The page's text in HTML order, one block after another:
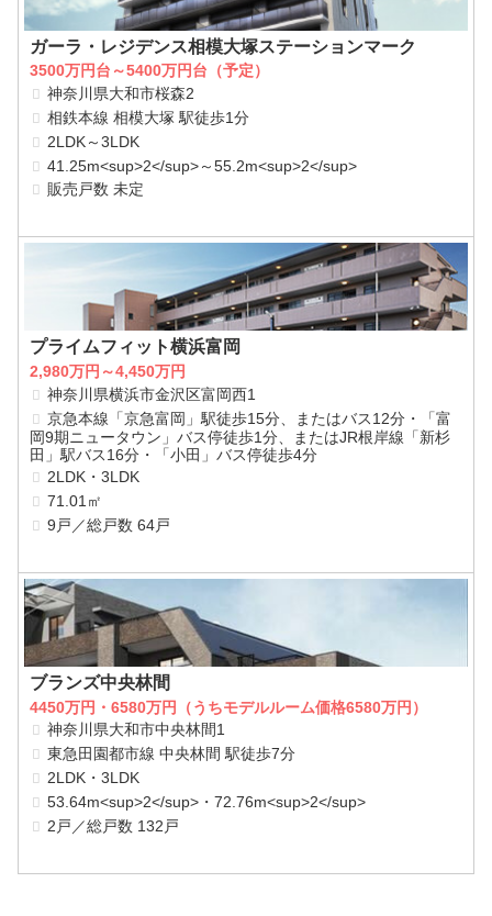
ガーラ・レジデンス相模大塚ステーションマーク
3500万円台～5400万円台（予定）
神奈川県大和市桜森2
相鉄本線 相模大塚 駅徒歩1分
2LDK～3LDK
41.25m<sup>2</sup>～55.2m<sup>2</sup>
販売戸数 未定
プライムフィット横浜富岡
2,980万円～4,450万円
神奈川県横浜市金沢区富岡西1
京急本線「京急富岡」駅徒歩15分、またはバス12分・「富
岡9期ニュータウン」バス停徒歩1分、またはJR根岸線「新杉
田」駅バス16分・「小田」バス停徒歩4分
2LDK・3LDK
71.01㎡
9戸／総戸数 64戸
ブランズ中央林間
4450万円・6580万円（うちモデルルーム価格6580万円）
神奈川県大和市中央林間1
東急田園都市線 中央林間 駅徒歩7分
2LDK・3LDK
53.64m<sup>2</sup>・72.76m<sup>2</sup>
2戸／総戸数 132戸